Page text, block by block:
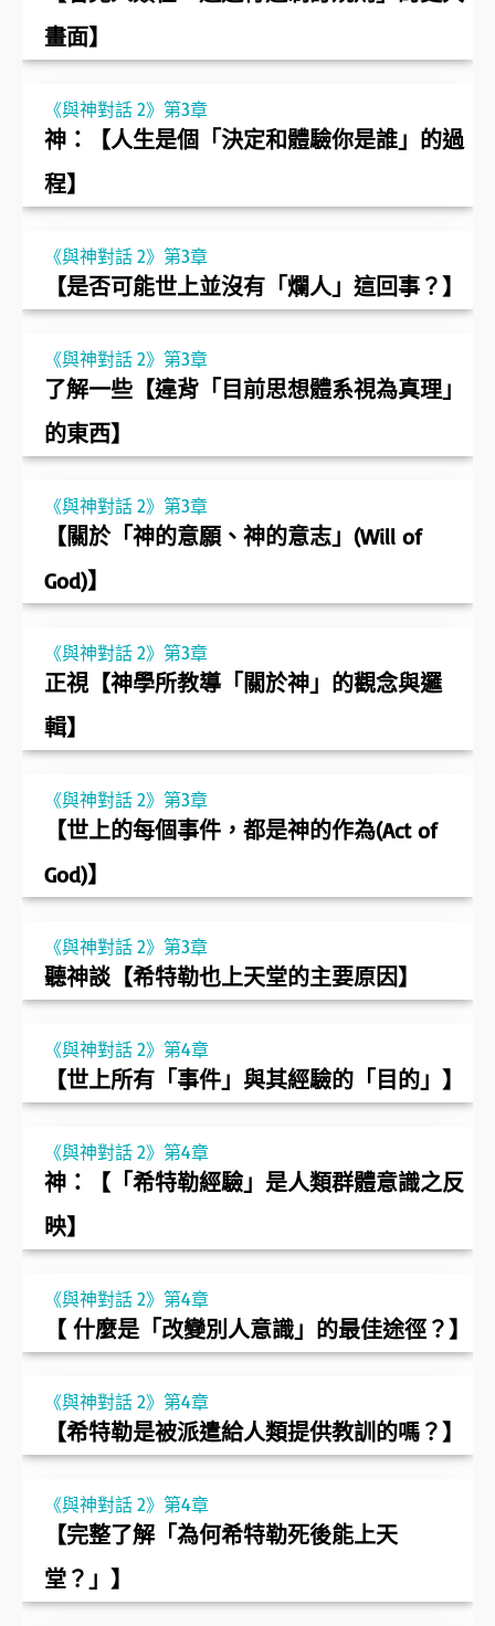
畫面】
《與神對話 2》第3章
神：【人生是個「決定和體驗你是誰」的過
程】
《與神對話 2》第3章
【是否可能世上並沒有「爛人」這回事？】
《與神對話 2》第3章
了解一些【違背「目前思想體系視為真理」
的東西】
《與神對話 2》第3章
【關於「神的意願、神的意志」(Will of
God)】
《與神對話 2》第3章
正視【神學所教導「關於神」的觀念與邏
輯】
《與神對話 2》第3章
【世上的每個事件，都是神的作為(Act of
God)】
《與神對話 2》第3章
聽神談【希特勒也上天堂的主要原因】
《與神對話 2》第4章
【世上所有「事件」與其經驗的「目的」】
《與神對話 2》第4章
神：【「希特勒經驗」是人類群體意識之反
映】
《與神對話 2》第4章
【 什麼是「改變別人意識」的最佳途徑？】
《與神對話 2》第4章
【希特勒是被派遣給人類提供教訓的嗎？】
《與神對話 2》第4章
【完整了解「為何希特勒死後能上天
堂？」】